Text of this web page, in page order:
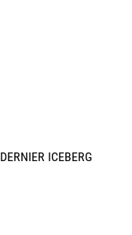
ICEBERG